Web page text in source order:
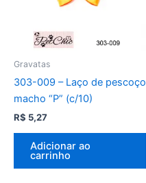
Gravatas
303-009 – Laço de pescoço
macho “P” (c/10)
R$ 5,27
Adicionar ao
carrinho